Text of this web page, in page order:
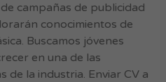
campañas de publicidad
conocimientos de
Buscamos jóvenes
en una de las
de la industria. Enviar CV a